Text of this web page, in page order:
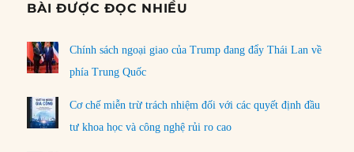
BÀI ĐƯỢC ĐỌC NHIỀU
Chính sách ngoại giao của Trump đang đẩy Thái Lan về
phía Trung Quốc
Cơ chế miễn trừ trách nhiệm đối với các quyết định đầu
tư khoa học và công nghệ rủi ro cao